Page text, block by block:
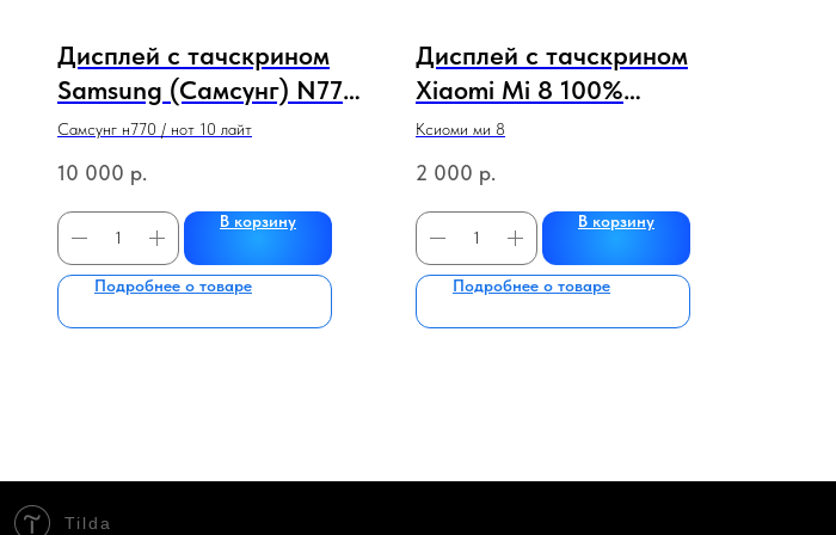
Дисплей с тачскрином
Samsung (Самсунг) N770
/ Note 10 lite с рамкой
ЧЕРНЫЙ (сервисный
100% оригинал)
Самсунг н770 / нот 10 лайт
10 000 р.
В корзину
Подробнее о товаре
Дисплей с тачскрином
Xiaomi Mi 8 100%
оригинал В РАМКЕ
(черный,синий) НОВЫЕ
Ксиоми ми 8
2 000 р.
В корзину
Подробнее о товаре
Tilda